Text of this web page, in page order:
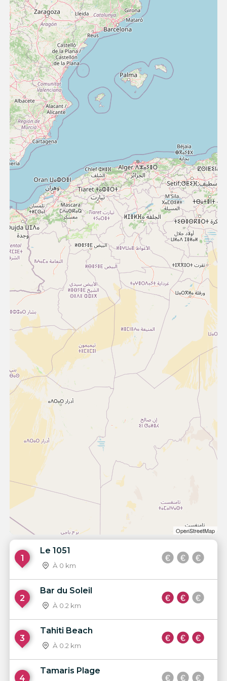
OpenStreetMap
1
Le 1051
À 0 km
2
Bar du Soleil
À 0.2 km
3
Tahiti Beach
À 0.2 km
4
Tamaris Plage